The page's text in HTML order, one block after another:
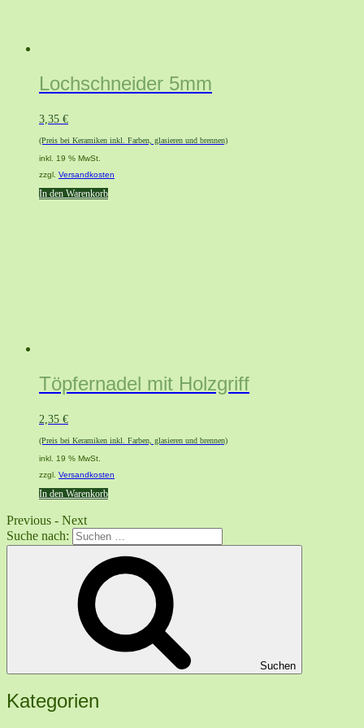
Lochschneider 5mm
3,35 €
(Preis bei Keramiken inkl. Farben, glasieren und brennen)
inkl. 19 % MwSt.
zzgl. Versandkosten
In den Warenkorb
Töpfernadel mit Holzgriff
2,35 €
(Preis bei Keramiken inkl. Farben, glasieren und brennen)
inkl. 19 % MwSt.
zzgl. Versandkosten
In den Warenkorb
Previous - Next
Suche nach:
Suchen
Kategorien